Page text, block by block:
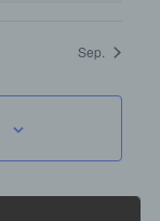
Sep.